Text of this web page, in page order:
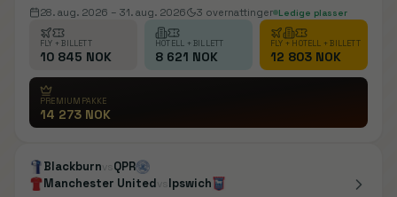
28. aug. 2026 – 31. aug. 2026 3 overnattinger Ledige plasser
FLY + BILLETT
10 845 NOK
HOTELL + BILLETT
8 621 NOK
FLY + HOTELL + BILLETT
12 803 NOK
PREMIUMPAKKE
14 273 NOK
Blackburn vs QPR
Manchester United vs Ipswich